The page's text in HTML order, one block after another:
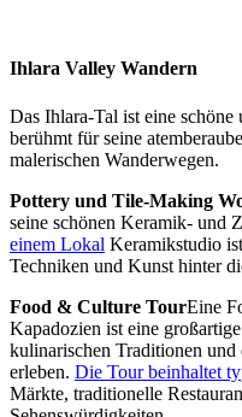
Ihlara Valley Wandern
Das Ihlara-Tal ist eine
berühmt für seine
malerischen Wanderwegen.
Pottery und Tile-Making
seine schönen Keramik- und
einem Lokal Keramikstudio
Techniken und Kunst hinter
Food & Culture TourEine
Kapadozien ist eine
kulinarischen Traditionen
erleben. Die Tour beinhaltet
Märkte, traditionelle